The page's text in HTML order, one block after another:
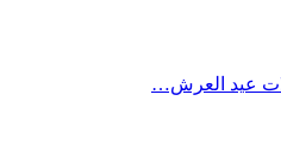
عيد العرش…